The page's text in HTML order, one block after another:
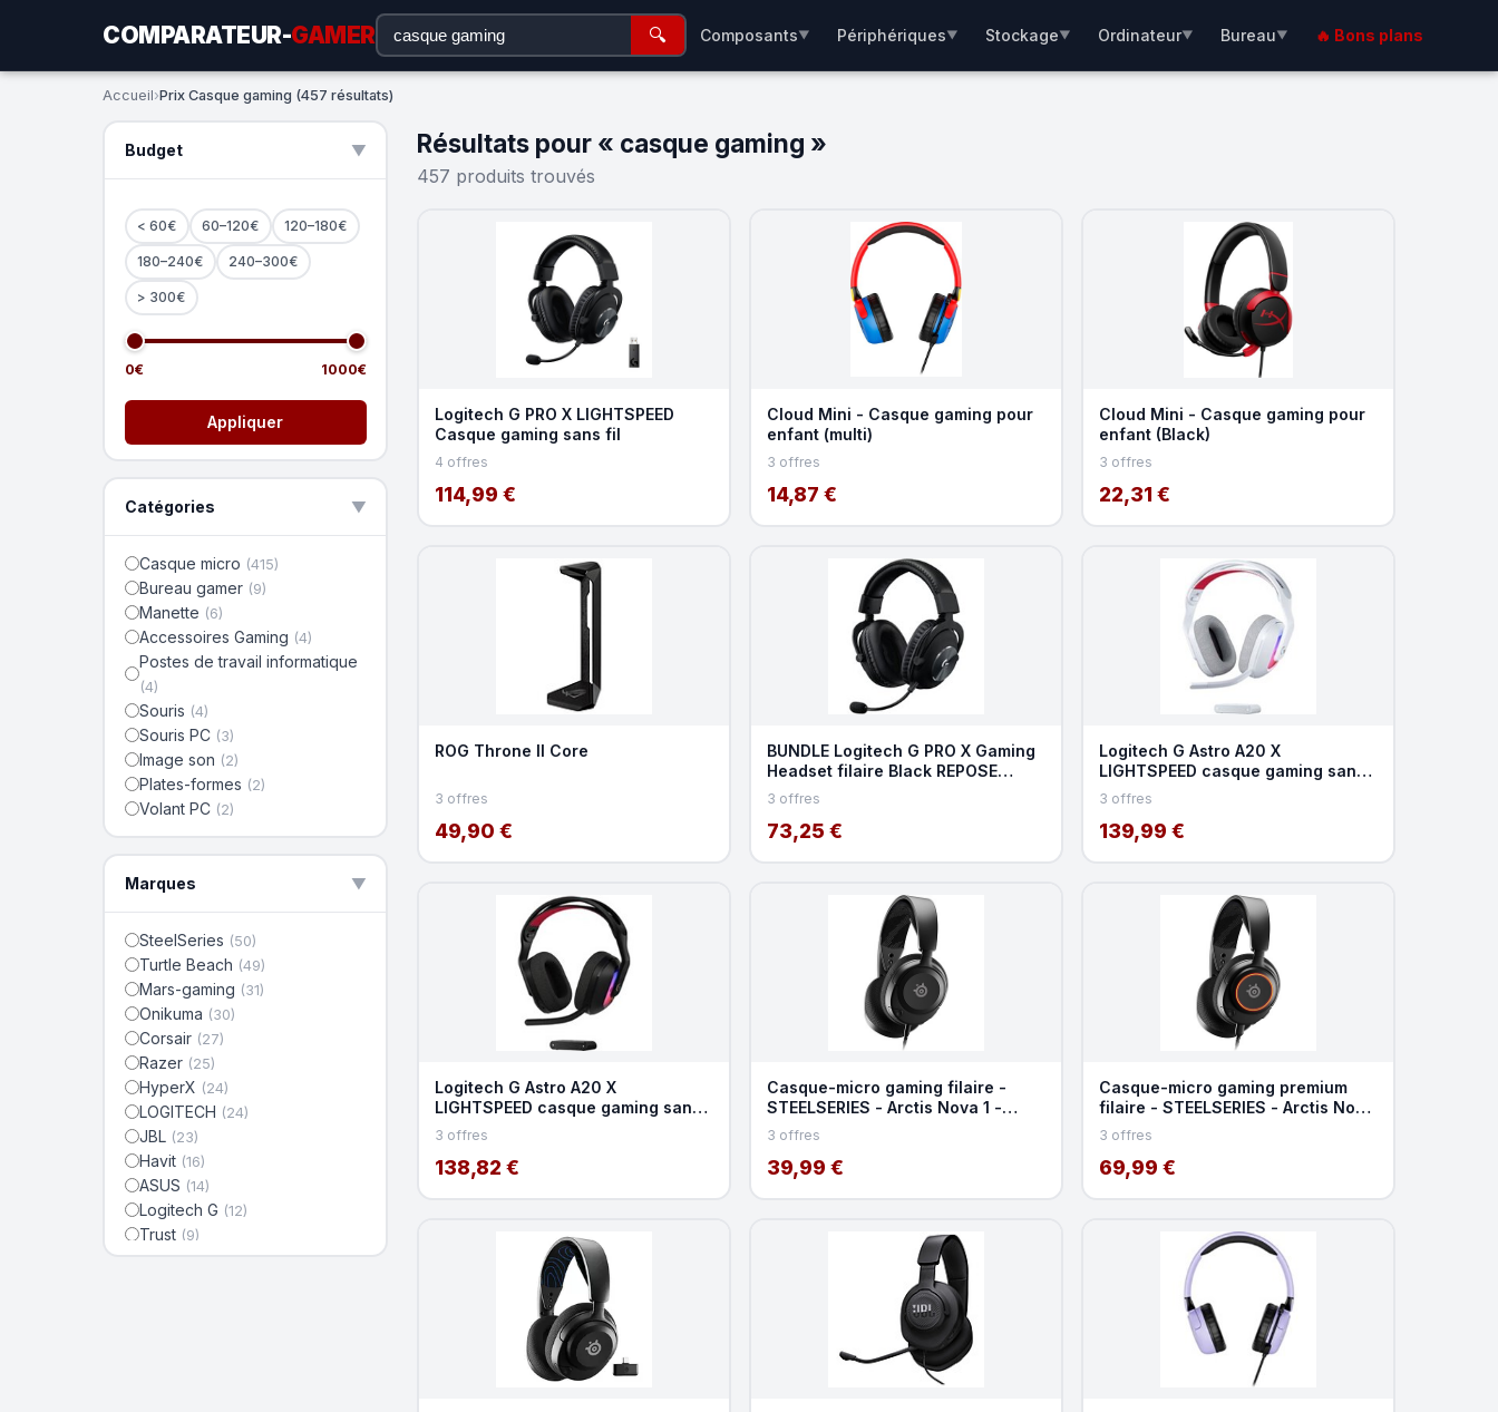
COMPARATEUR-GAMER 🔍 Composants▼ Périphériques▼ Stockage▼ Ordinateur▼ Bureau▼ 🔥 Bons plans
Accueil›Prix Casque gaming (457 résultats)
Budget ▲
< 60€ 60–120€ 120–180€
180–240€ 240–300€
> 300€
0€ 1000€
Appliquer
Catégories ▲
Casque micro (415)
Bureau gamer (9)
Manette (6)
Accessoires Gaming (4)
Postes de travail informatique
(4)
Souris (4)
Souris PC (3)
Image son (2)
Plates-formes (2)
Volant PC (2)
Marques ▲
SteelSeries (50)
Turtle Beach (49)
Mars-gaming (31)
Onikuma (30)
Corsair (27)
Razer (25)
HyperX (24)
LOGITECH (24)
JBL (23)
Havit (16)
ASUS (14)
Logitech G (12)
Trust (9)
THE G-LAB(8)
Résultats pour « casque gaming »
457 produits trouvés
Logitech G PRO X LIGHTSPEED
Casque gaming sans fil
4 offres
114,99 €
Cloud Mini - Casque gaming pour
enfant (multi)
3 offres
14,87 €
Cloud Mini - Casque gaming pour
enfant (Black)
3 offres
22,31 €
ROG Throne II Core
3 offres
49,90 €
BUNDLE Logitech G PRO X Gaming
Headset filaire Black REPOSE
CASQUE
3 offres
73,25 €
Logitech G Astro A20 X
LIGHTSPEED casque gaming sans
fil
3 offres
139,99 €
Logitech G Astro A20 X
LIGHTSPEED casque gaming sans
fil
3 offres
138,82 €
Casque-micro gaming filaire -
STEELSERIES - Arctis Nova 1 -
Multiplateforme - Bl
3 offres
39,99 €
Casque-micro gaming premium
filaire - STEELSERIES - Arctis Nova
3 - RGB - Multip
3 offres
69,99 €